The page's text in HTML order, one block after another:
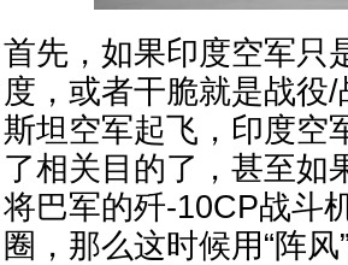
首先，如果印度空军只
度，或者干脆就是战役
斯坦空军起飞，印度空
了相关目的了，甚至如
将巴军的歼-10CP战斗
圈，那么这时候用“阵